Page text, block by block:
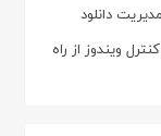
دانلود anydesk 9.6.11 کنترل ویندوز از راه